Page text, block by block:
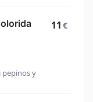
pepinos y
11 €